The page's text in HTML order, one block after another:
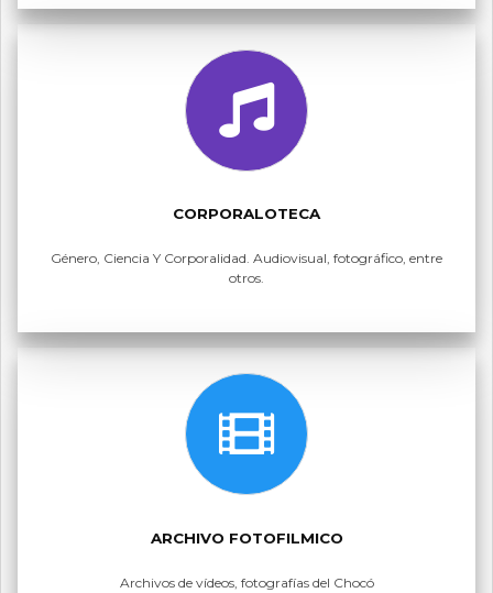
CORPORALOTECA
Género, Ciencia Y Corporalidad. Audiovisual, fotográfico, entre
otros.
ARCHIVO FOTOFILMICO
Archivos de vídeos, fotografías del Chocó